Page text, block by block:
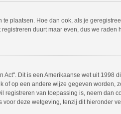
plaatsen. Hoe dan ook, als je
duurt maar even, dus we raden
Act". Dit is een Amerikaanse wet uit
of op een andere wijze gegeven
van toepassing is, neem
deze wetgeving, tenzij dit hieronder